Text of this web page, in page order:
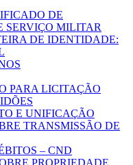
DE
SERVIÇO MILITAR
DE IDENTIDADE:
PARA LICITAÇÃO
E UNIFICAÇÃO
TRANSMISSÃO DE
– CND